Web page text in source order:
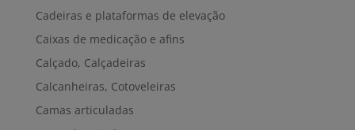
Cadeiras e plataformas de elevação
Caixas de medicação e afins
Calçado, Calçadeiras
Calcanheiras, Cotoveleiras
Camas articuladas